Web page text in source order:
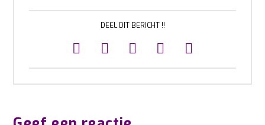
DEEL DIT BERICHT !!